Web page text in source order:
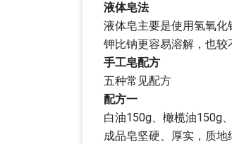
液体皂法
液体皂主要是使用氢氧
钾比钠更容易溶解，也较
手工皂配方
五种常见配方
配方一
白油150g、橄榄油150g
成品皂坚硬、厚实，质地